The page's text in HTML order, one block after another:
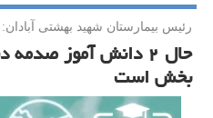
رئیس بیمارستان شهید بهشتی آبادان:
حال ۲ دانش آموز
بخش است